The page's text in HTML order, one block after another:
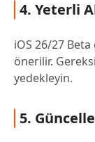
4. Yeterli
iOS 26/27
önerilir.
yedekleyin.
5.